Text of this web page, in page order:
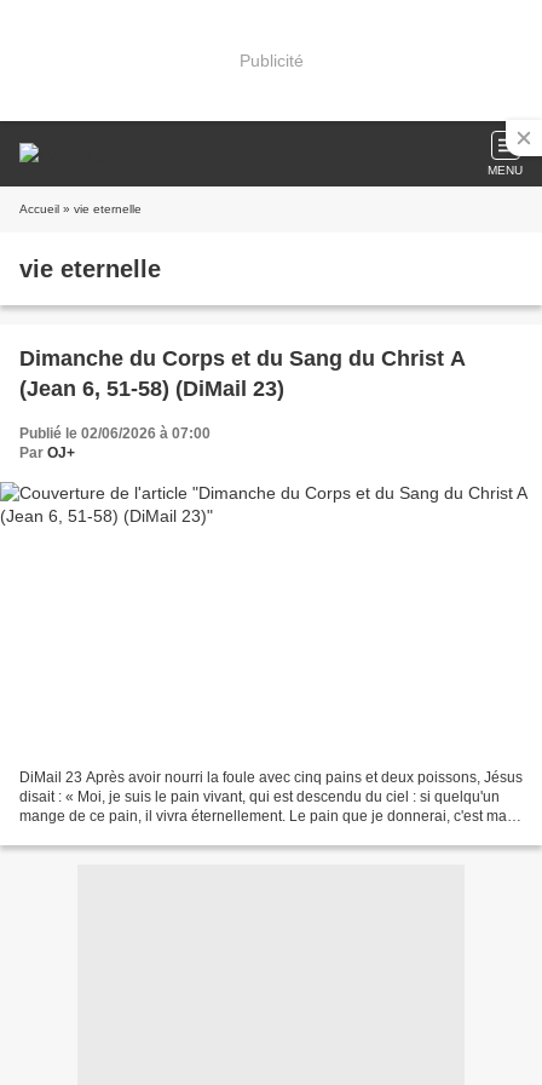
Publicité
MENU
Accueil » vie eternelle
vie eternelle
Dimanche du Corps et du Sang du Christ A
(Jean 6, 51-58) (DiMail 23)
Publié le 02/06/2026 à 07:00
Par OJ+
DiMail 23 Après avoir nourri la foule avec cinq pains et deux poissons, Jésus
disait : « Moi, je suis le pain vivant, qui est descendu du ciel : si quelqu'un
mange de ce pain, il vivra éternellement. Le pain que je donnerai, c'est ma